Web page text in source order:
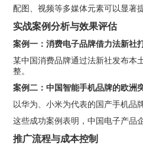
配图、视频等多媒体元素可以显著
实战案例分析与效果评估
案例一：消费电子品牌借力法新社
某中国消费品牌通过法新社发布本
整。
案例二：中国智能手机品牌的欧洲
以华为、小米为代表的国产手机品
这些成功案例表明，中国电子产品
推广流程与成本控制